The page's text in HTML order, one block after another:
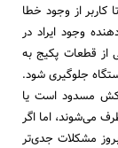
از وجود خطا
وجود ایراد در
از قطعات پکیج به
جلوگیری شود.
مسدود است یا
می‌شوند، اما اگر
مشکلات جدی‌تر